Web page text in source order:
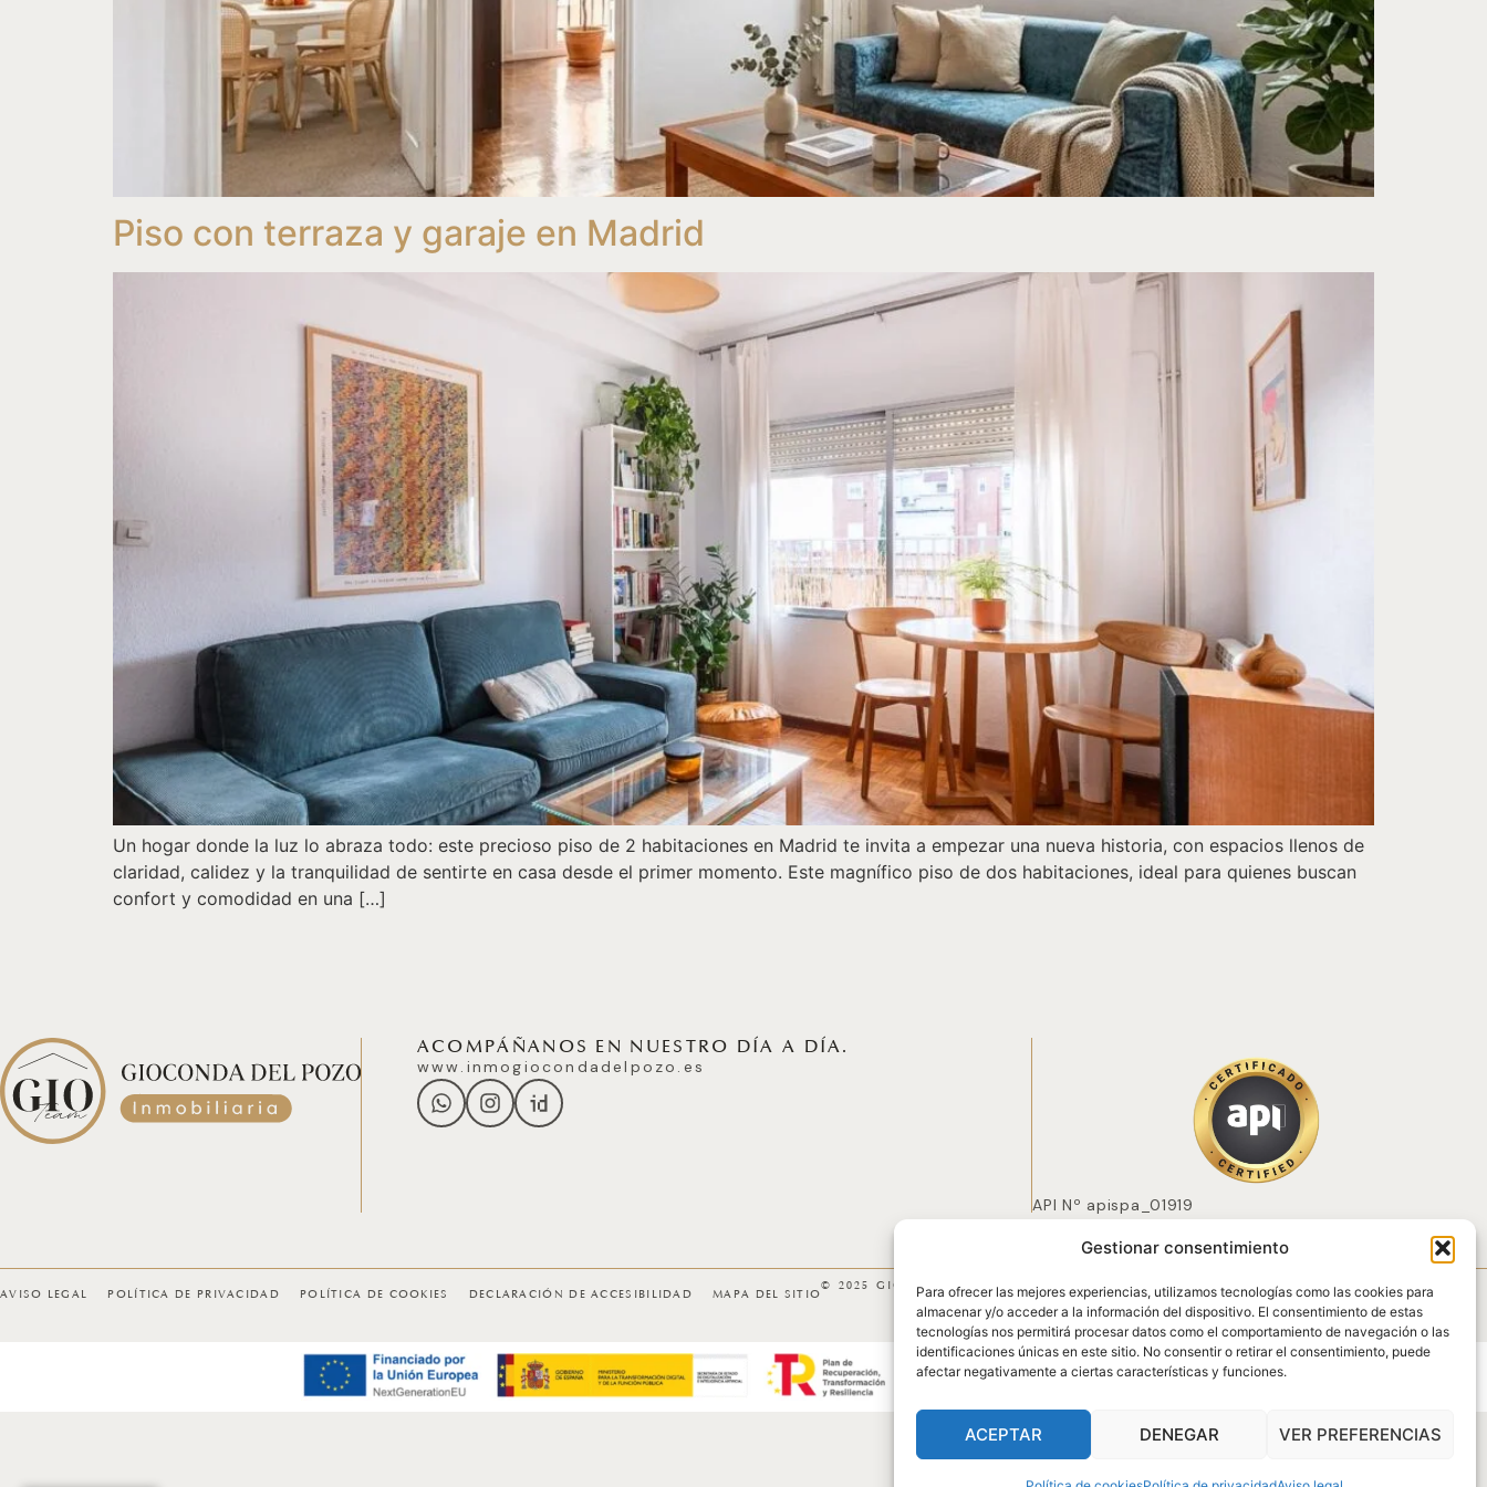
Gestionar consentimiento
Para ofrecer las mejores experiencias, utilizamos tecnologías como las cookies para
almacenar y/o acceder a la información del dispositivo. El consentimiento de estas
tecnologías nos permitirá procesar datos como el comportamiento de navegación o las
identificaciones únicas en este sitio. No consentir o retirar el consentimiento, puede
afectar negativamente a ciertas características y funciones.
ACEPTAR DENEGAR VER PREFERENCIAS
Piso con terraza y garaje en Madrid
Un hogar donde la luz lo abraza todo: este precioso piso de 2 habitaciones en Madrid te invita a empezar una nueva historia, con espacios llenos de
claridad, calidez y la tranquilidad de sentirte en casa desde el primer momento. Este magnífico piso de dos habitaciones, ideal para quienes buscan
confort y comodidad en una […]
ACOMPÁÑANOS EN NUESTRO DÍA A DÍA.
www.inmogiocondadelpozo.es
API Nº apispa_01919
AVISO LEGAL POLÍTICA DE PRIVACIDAD POLÍTICA DE COOKIES DECLARACIÓN DE ACCESIBILIDAD MAPA DEL SITIO
© 2025 GICONDA DEL POZO